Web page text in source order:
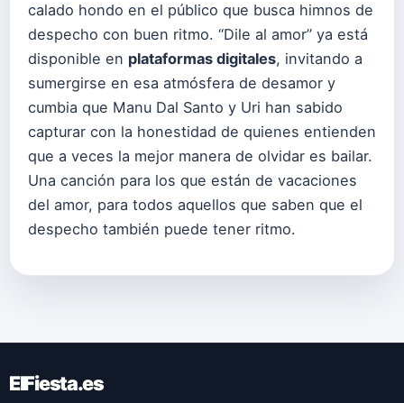
calado hondo en el público que busca himnos de
despecho con buen ritmo. “Dile al amor” ya está
disponible en plataformas digitales, invitando a
sumergirse en esa atmósfera de desamor y
cumbia que Manu Dal Santo y Uri han sabido
capturar con la honestidad de quienes entienden
que a veces la mejor manera de olvidar es bailar.
Una canción para los que están de vacaciones
del amor, para todos aquellos que saben que el
despecho también puede tener ritmo.
ElFiesta.es